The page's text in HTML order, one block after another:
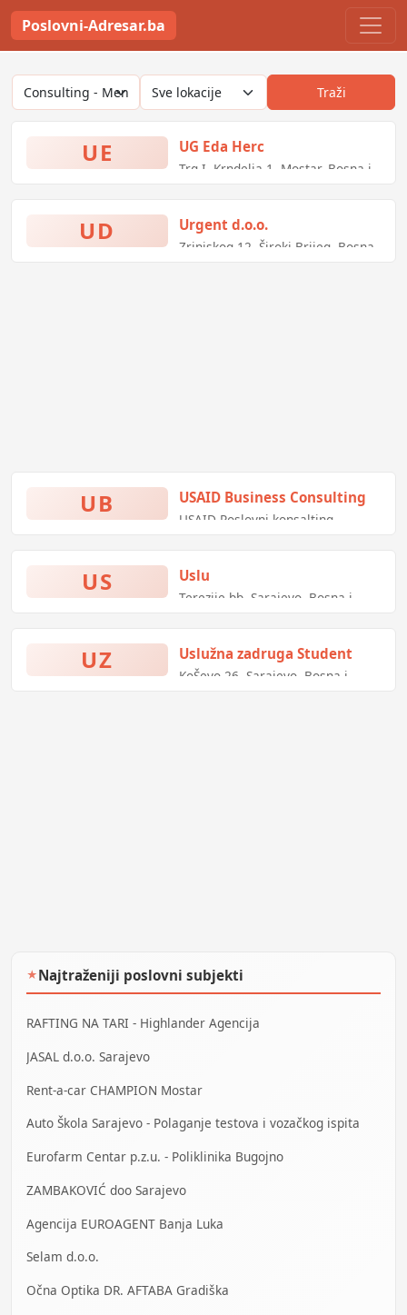
Poslovni-Adresar.ba
Traži
UE UG Eda Herc
Trg I. Krndelja 1, Mostar, Bosna i
UD Urgent d.o.o.
Zrinjskog 12, Široki Brijeg, Bosna
UB USAID Business Consulting
USAID Poslovni konsalting -
US Uslu
Terezije bb, Sarajevo, Bosna i
UZ Uslužna zadruga Student
KoŠevo 26, Sarajevo, Bosna i
★Najtraženiji poslovni subjekti
RAFTING NA TARI - Highlander Agencija
JASAL d.o.o. Sarajevo
Rent-a-car CHAMPION Mostar
Auto Škola Sarajevo - Polaganje testova i vozačkog ispita
Eurofarm Centar p.z.u. - Poliklinika Bugojno
ZAMBAKOVIĆ doo Sarajevo
Agencija EUROAGENT Banja Luka
Selam d.o.o.
Očna Optika DR. AFTABA Gradiška